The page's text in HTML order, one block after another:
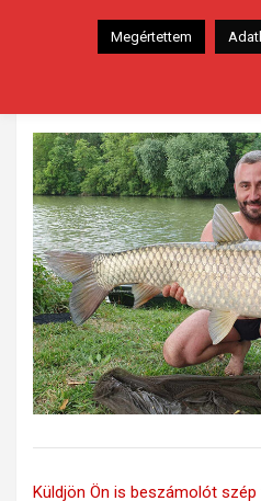
Halfaj: Amur
Fogott hal adatai: 16,70 kg
Küldjön Ön is beszámolót
Megértettem